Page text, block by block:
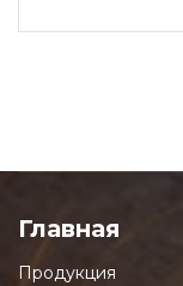
Главная
Продукция